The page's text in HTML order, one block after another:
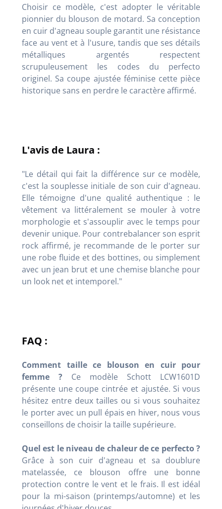
Choisir ce modèle, c'est adopter le véritable
pionnier du blouson de motard. Sa conception
en cuir d'agneau souple garantit une résistance
face au vent et à l'usure, tandis que ses détails
métalliques argentés respectent
scrupuleusement les codes du perfecto
originel. Sa coupe ajustée féminise cette pièce
historique sans en perdre le caractère affirmé.
L'avis de Laura :
"Le détail qui fait la différence sur ce modèle,
c'est la souplesse initiale de son cuir d'agneau.
Elle témoigne d'une qualité authentique : le
vêtement va littéralement se mouler à votre
morphologie et s'assouplir avec le temps pour
devenir unique. Pour contrebalancer son esprit
rock affirmé, je recommande de le porter sur
une robe fluide et des bottines, ou simplement
avec un jean brut et une chemise blanche pour
un look net et intemporel."
FAQ :
Comment taille ce blouson en cuir pour
femme ? Ce modèle Schott LCW1601D
présente une coupe cintrée et ajustée. Si vous
hésitez entre deux tailles ou si vous souhaitez
le porter avec un pull épais en hiver, nous vous
conseillons de choisir la taille supérieure.
Quel est le niveau de chaleur de ce perfecto ?
Grâce à son cuir d'agneau et sa doublure
matelassée, ce blouson offre une bonne
protection contre le vent et le frais. Il est idéal
pour la mi-saison (printemps/automne) et les